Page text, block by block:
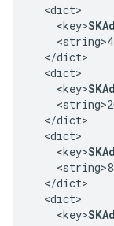
  <dict>
    <key>
  </dict>
  <dict>
    <key>
  </dict>
  <dict>
    <key>
  </dict>
  <dict>
    <key>